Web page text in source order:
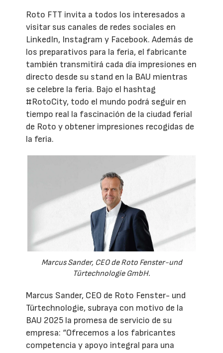
Roto FTT invita a todos los interesados a
visitar sus canales de redes sociales en
LinkedIn, Instagram y Facebook. Además de
los preparativos para la feria, el fabricante
también transmitirá cada día impresiones en
directo desde su stand en la BAU mientras
se celebre la feria. Bajo el hashtag
#RotoCity, todo el mundo podrá seguir en
tiempo real la fascinación de la ciudad ferial
de Roto y obtener impresiones recogidas de
la feria.
Marcus Sander, CEO de Roto Fenster-und
Türtechnologie GmbH.
Marcus Sander, CEO de Roto Fenster- und
Türtechnologie, subraya con motivo de la
BAU 2025 la promesa de servicio de su
empresa: “Ofrecemos a los fabricantes
competencia y apoyo integral para una